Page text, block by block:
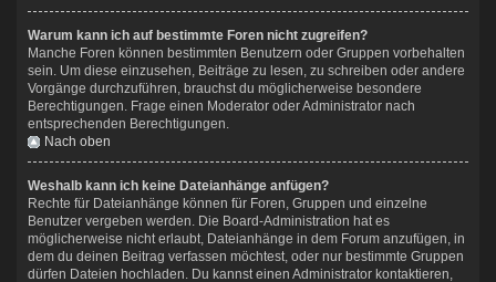
Warum kann ich auf bestimmte Foren nicht zugreifen?
Manche Foren können bestimmten Benutzern oder Gruppen vorbehalten
sein. Um diese einzusehen, Beiträge zu lesen, zu schreiben oder andere
Vorgänge durchzuführen, brauchst du möglicherweise besondere
Berechtigungen. Frage einen Moderator oder Administrator nach
entsprechenden Berechtigungen.
Nach oben
Weshalb kann ich keine Dateianhänge anfügen?
Rechte für Dateianhänge können für Foren, Gruppen und einzelne
Benutzer vergeben werden. Die Board-Administration hat es
möglicherweise nicht erlaubt, Dateianhänge in dem Forum anzufügen, in
dem du deinen Beitrag verfassen möchtest, oder nur bestimmte Gruppen
dürfen Dateien hochladen. Du kannst einen Administrator kontaktieren,